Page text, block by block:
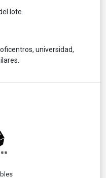
lote.
universidad,